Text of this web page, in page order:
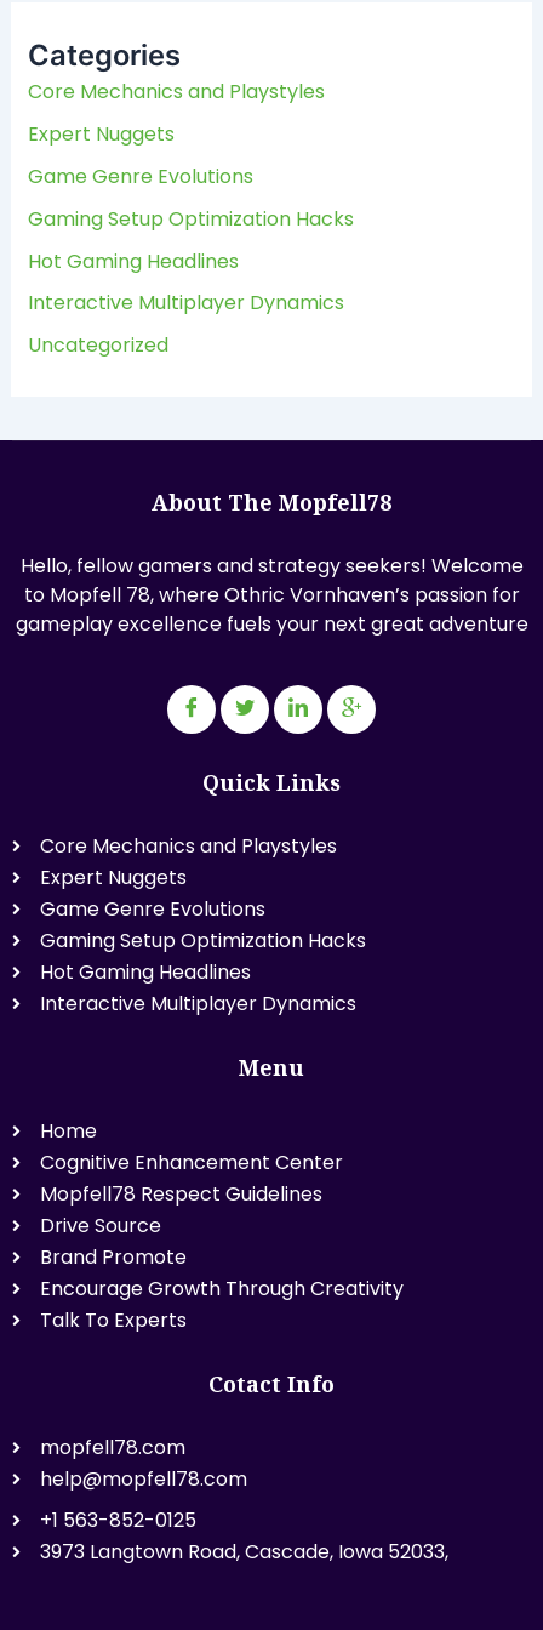
h
f
r
:
Categories
Core Mechanics and Playstyles
Expert Nuggets
Game Genre Evolutions
Gaming Setup Optimization Hacks
Hot Gaming Headlines
Interactive Multiplayer Dynamics
Uncategorized
About The Mopfell78
Hello, fellow gamers and strategy seekers! Welcome
to Mopfell 78, where Othric Vornhaven’s passion for
gameplay excellence fuels your next great adventure
Quick Links
Core Mechanics and Playstyles
Expert Nuggets
Game Genre Evolutions
Gaming Setup Optimization Hacks
Hot Gaming Headlines
Interactive Multiplayer Dynamics
Menu
Home
Cognitive Enhancement Center
Mopfell78 Respect Guidelines
Drive Source
Brand Promote
Encourage Growth Through Creativity
Talk To Experts
Cotact Info
mopfell78.com
help@mopfell78.com
+1 563-852-0125
3973 Langtown Road, Cascade, Iowa 52033,